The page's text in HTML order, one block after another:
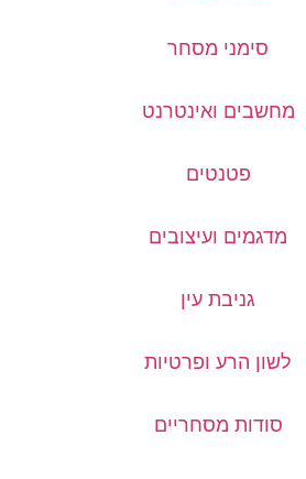
סימני מסחר
מחשבים ואינטרנט
פטנטים
מדגמים ועיצובים
גניבת עין
לשון הרע ופרטיות
סודות מסחריים